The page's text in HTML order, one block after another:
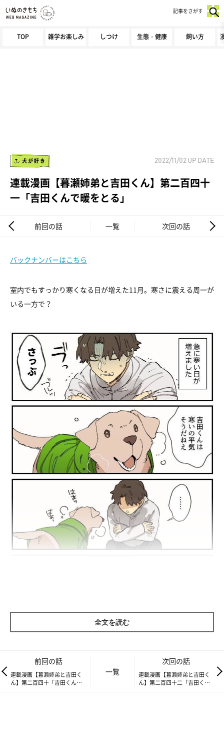
TOP 雑学お楽しみ しつけ 生態・健康 飼い方
記事をさがす
犬が好き 2022/11/02 UP DATE
連載漫画【暮瀬姉弟と吉田くん】第二百四十
一「吉田くんで暖をとる」
前回の話 一覧 次回の話
バックナンバーはこちら
室内でもすっかり寒くなる日が増えた11月。寒さに震える周一が
いる一方で？
この寒さでも吉田くんは元気いっぱい！
ふわふわ・ほかほかな吉田くんを前に、抱きしめずにはいられな
全文を読む
前回の話
連載漫画【暮瀬姉弟と吉田く
ん】第二百四十「吉田くんと
一覧
次回の話
連載漫画【暮瀬姉弟と吉田く
ん】第二百四十二「吉田くん